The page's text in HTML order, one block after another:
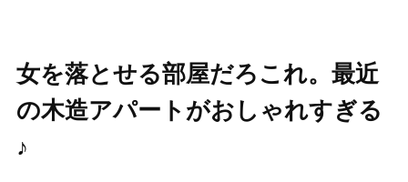
女を落とせる部屋だろこれ。最近
の木造アパートがおしゃれすぎる
♪